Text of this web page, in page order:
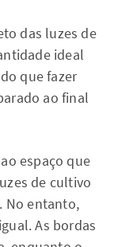
das luzes de
ideal
que fazer
ao final
espaço que
de cultivo
No entanto,
As bordas